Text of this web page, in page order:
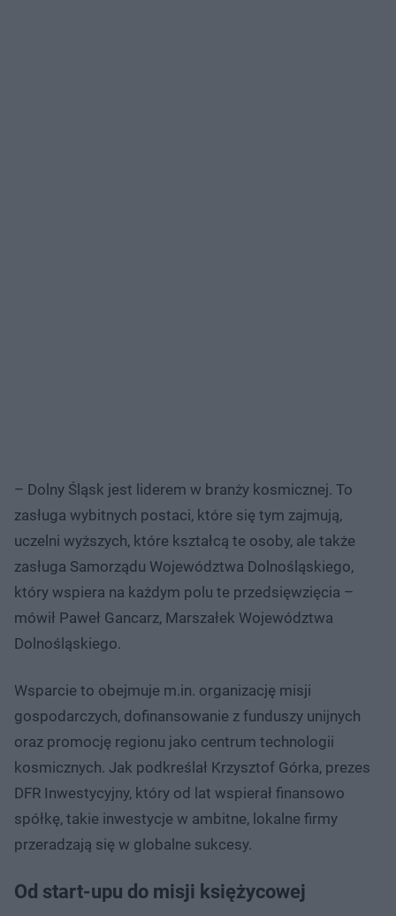
– Dolny Śląsk jest liderem w branży kosmicznej. To
zasługa wybitnych postaci, które się tym zajmują,
uczelni wyższych, które kształcą te osoby, ale także
zasługa Samorządu Województwa Dolnośląskiego,
który wspiera na każdym polu te przedsięwzięcia –
mówił Paweł Gancarz, Marszałek Województwa
Dolnośląskiego.
Wsparcie to obejmuje m.in. organizację misji
gospodarczych, dofinansowanie z funduszy unijnych
oraz promocję regionu jako centrum technologii
kosmicznych. Jak podkreślał Krzysztof Górka, prezes
DFR Inwestycyjny, który od lat wspierał finansowo
spółkę, takie inwestycje w ambitne, lokalne firmy
przeradzają się w globalne sukcesy.
Od start-upu do misji księżycowej